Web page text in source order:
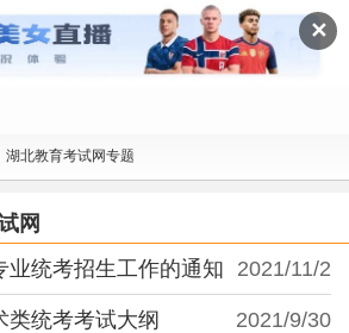
✕
湖北教育考试网
湖北教育考试网专题
网
2021/11/2
业统考招生工作的通知
2021/9/30
类统考考试大纲